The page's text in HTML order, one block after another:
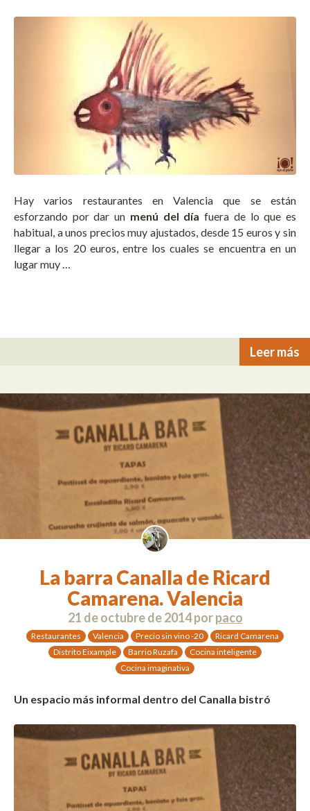
Hay varios restaurantes en Valencia que se están
esforzando por dar un menú del día fuera de lo que es
habitual, a unos precios muy ajustados, desde 15 euros y sin
llegar a los 20 euros, entre los cuales se encuentra en un
lugar muy …
Leer más
La barra Canalla de Ricard
Camarena. Valencia
21 de octubre de 2014porpaco
Restaurantes Valencia Precio sin vino -20
Ricard Camarena
Distrito Eixample
Barrio Ruzafa
Cocina inteligente
Cocina imaginativa
Un espacio más informal dentro del Canalla bistró